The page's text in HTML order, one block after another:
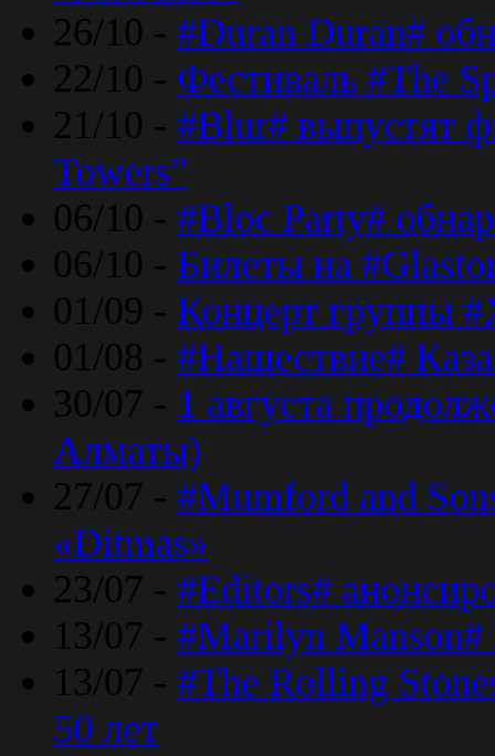
26/10 - #Duran Duran#
22/10 - Фестиваль #The
21/10 - #Blur# выпустят
Towers”
06/10 - #Bloc Party#
06/10 - Билеты на
01/09 - Концерт группы
01/08 - #Нашествие#
30/07 - 1 августа
Алматы)
27/07 - #Mumford and
«Ditmas»
23/07 - #Editors#
13/07 - #Marilyn Manson#
13/07 - #The Rolling
50 лет